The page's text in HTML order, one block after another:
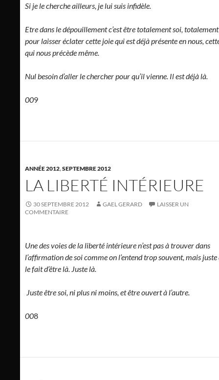
Si je le cherche ailleurs, je lui suis infidèle.
Etre dans le dépouillement c’est être totalement soi,
pour laisser éclater cette joie qui est déjà présente en nous,
qui nous précède même.
Nul besoin d’aller le chercher pour qu’il vienne. Il est déjà là.
009
ANNÉE 2012,SEPTEMBRE 2012
LA LIBERTÉ INTÉRIEURE
30 SEPTEMBRE 2012 GAEL GERARD
LAISSER UN
COMMENTAIRE
Une des voies de la liberté intérieure n’est pas à trouver dans
l’affirmation de soi comme on l’entend trop souvent, mais juste
le fait d’être là. Juste là.
Juste être soi, ni plus ni moins, et être ouvert à l’autre.
008